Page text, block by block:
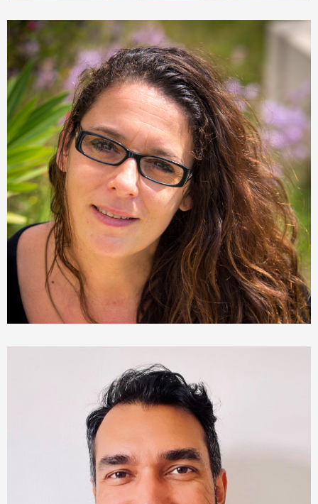
Sophie Berthéas Gitton
Responsable Administratif et Financier
Dimitri Taile